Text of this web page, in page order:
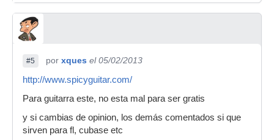
#5 por xques el 05/02/2013
http://www.spicyguitar.com/
Para guitarra este, no esta mal para ser gratis
y si cambias de opinion, los demás comentados si que
sirven para fl, cubase etc